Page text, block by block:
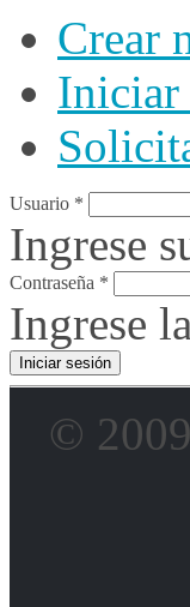
Crear
Iniciar
Usuario *
Ingrese
Contraseña *
Ingrese
© 2009